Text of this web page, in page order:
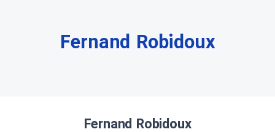
Fernand Robidoux
Fernand Robidoux